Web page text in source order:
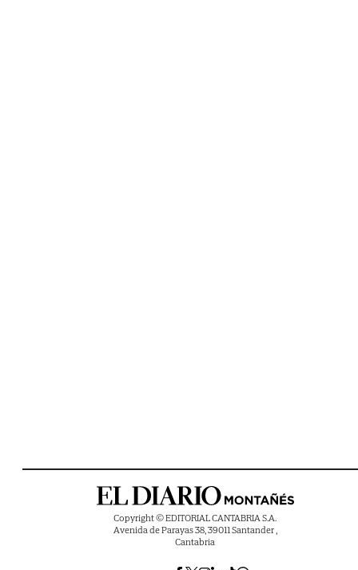
Copyright © EDITORIAL CANTABRIA S.A.
Avenida de Parayas 38, 39011 Santander ,
Cantabria